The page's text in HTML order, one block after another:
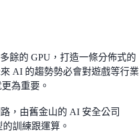
餘的 GPU，打造一條分佈式的
AI 的趨勢勢必會對遊戲等行業
為重要。
，由舊金山的 AI 安全公司
訓練跟運算。